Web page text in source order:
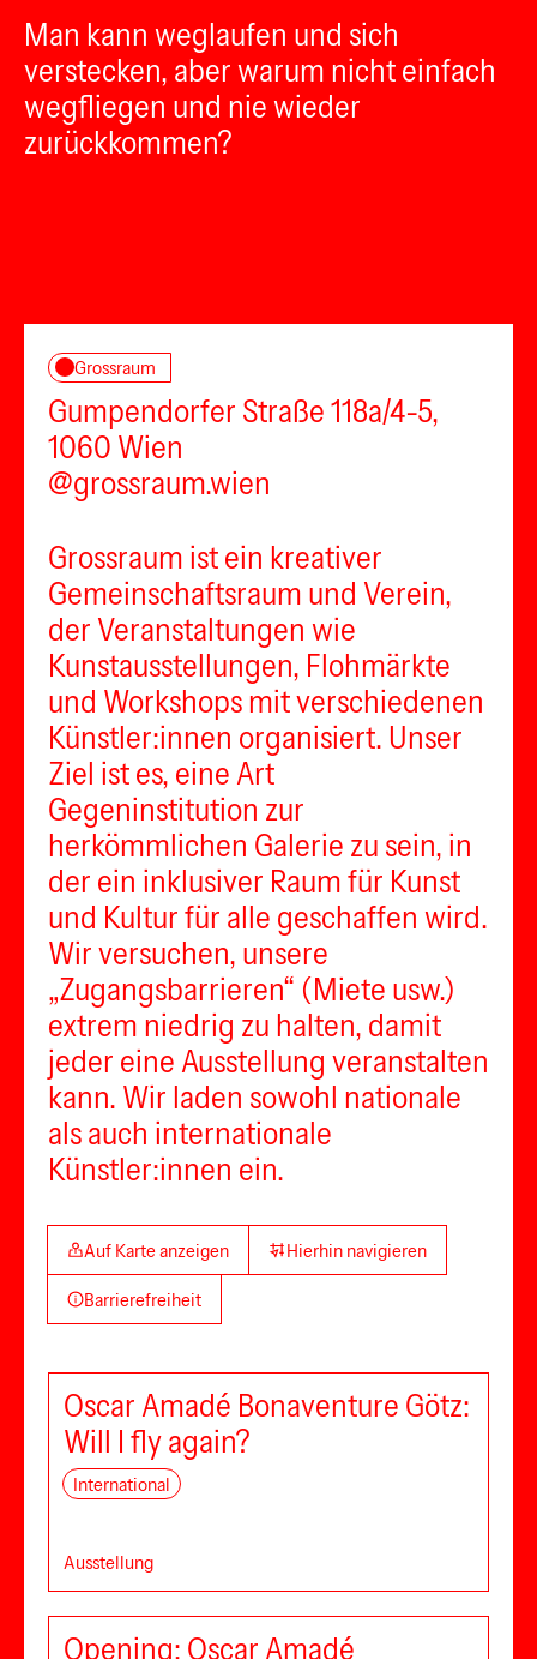
Man kann weglaufen und sich
verstecken, aber warum nicht einfach
wegfliegen und nie wieder
zurückkommen?
Grossraum
Gumpendorfer Straße 118a/4-5,
1060 Wien
@grossraum.wien
Grossraum ist ein kreativer
Gemeinschaftsraum und Verein,
der Veranstaltungen wie
Kunstausstellungen, Flohmärkte
und Workshops mit verschiedenen
Künstler:innen organisiert. Unser
Ziel ist es, eine Art
Gegeninstitution zur
herkömmlichen Galerie zu sein, in
der ein inklusiver Raum für Kunst
und Kultur für alle geschaffen wird.
Wir versuchen, unsere
„Zugangsbarrieren“ (Miete usw.)
extrem niedrig zu halten, damit
jeder eine Ausstellung veranstalten
kann. Wir laden sowohl nationale
als auch internationale
Künstler:innen ein.
Auf Karte anzeigen Hierhin navigieren
Barrierefreiheit
Oscar Amadé Bonaventure Götz:
Will I fly again?
International
Ausstellung
Opening: Oscar Amadé